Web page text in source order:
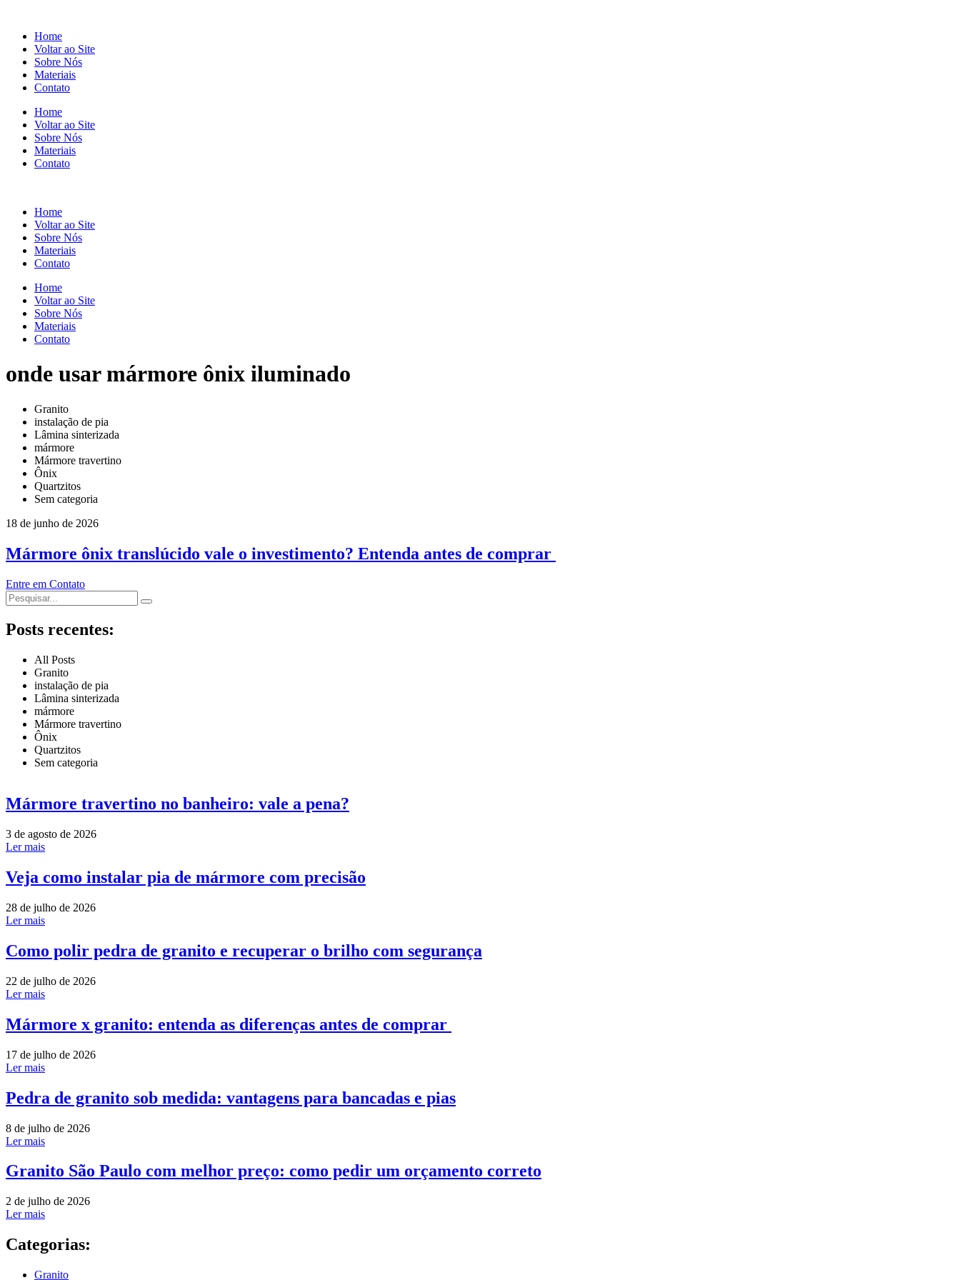
Home
Voltar ao Site
Sobre Nós
Materiais
Contato
Home
Voltar ao Site
Sobre Nós
Materiais
Contato
Home
Voltar ao Site
Sobre Nós
Materiais
Contato
Home
Voltar ao Site
Sobre Nós
Materiais
Contato
onde usar mármore ônix iluminado
Granito
instalação de pia
Lâmina sinterizada
mármore
Mármore travertino
Ônix
Quartzitos
Sem categoria
18 de junho de 2026
Mármore ônix translúcido vale o investimento? Entenda antes de comprar
Entre em Contato
Posts recentes:
All Posts
Granito
instalação de pia
Lâmina sinterizada
mármore
Mármore travertino
Ônix
Quartzitos
Sem categoria
Mármore travertino no banheiro: vale a pena?
3 de agosto de 2026
Ler mais
Veja como instalar pia de mármore com precisão
28 de julho de 2026
Ler mais
Como polir pedra de granito e recuperar o brilho com segurança
22 de julho de 2026
Ler mais
Mármore x granito: entenda as diferenças antes de comprar
17 de julho de 2026
Ler mais
Pedra de granito sob medida: vantagens para bancadas e pias
8 de julho de 2026
Ler mais
Granito São Paulo com melhor preço: como pedir um orçamento correto
2 de julho de 2026
Ler mais
Categorias:
Granito